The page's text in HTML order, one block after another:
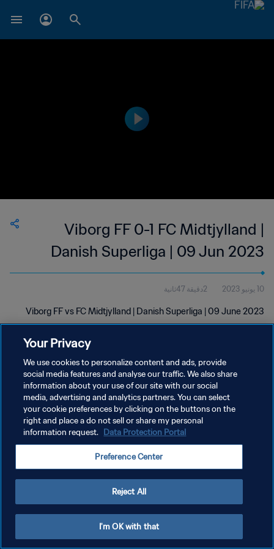
Viborg FF 0-1 FC Midtjylland |
Danish Superliga | 09 Jun 2023
10 يونيو 2023 2دقيقة 47ثانية
Viborg FF vs FC Midtjylland | Danish Superliga | 09 June 2023
سياسة الخصوصية
Your Privacy
We use cookies to personalize content and ads, provide
social media features and analyse our traffic. We also share
information about your use of our site with our social
media, advertising and analytics partners. You can select
your cookie preferences by clicking on the buttons on the
right and place a do not sell or share my personal
information request. Data Protection Portal
Preference Center
Reject All
I'm OK with that